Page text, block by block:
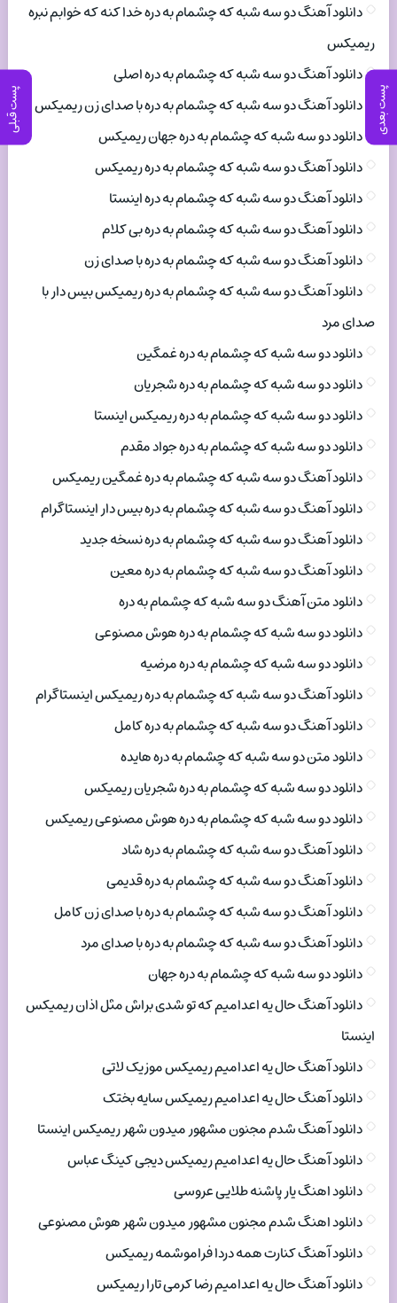
پست بعدی پست قبلی
دانلود آهنگ دو سه شبه که چشمام به دره خدا کنه که خوابم نبره
ریمیکس
دانلود آهنگ دو سه شبه که چشمام به دره اصلی
دانلود آهنگ دو سه شبه که چشمام به دره با صدای زن ریمیکس
دانلود دو سه شبه که چشمام به دره جهان ریمیکس
دانلود آهنگ دو سه شبه که چشمام به دره ریمیکس
دانلود آهنگ دو سه شبه که چشمام به دره اینستا
دانلود آهنگ دو سه شبه که چشمام به دره بی کلام
دانلود آهنگ دو سه شبه که چشمام به دره با صدای زن
دانلود آهنگ دو سه شبه که چشمام به دره ریمیکس بیس دار با
صدای مرد
دانلود دو سه شبه که چشمام به دره غمگین
دانلود دو سه شبه که چشمام به دره شجریان
دانلود دو سه شبه که چشمام به دره ریمیکس اینستا
دانلود دو سه شبه که چشمام به دره جواد مقدم
دانلود آهنگ دو سه شبه که چشمام به دره غمگین ریمیکس
دانلود آهنگ دو سه شبه که چشمام به دره بیس دار اینستاگرام
دانلود آهنگ دو سه شبه که چشمام به دره نسخه جدید
دانلود آهنگ دو سه شبه که چشمام به دره معین
دانلود متن آهنگ دو سه شبه که چشمام به دره
دانلود دو سه شبه که چشمام به دره هوش مصنوعی
دانلود دو سه شبه که چشمام به دره مرضیه
دانلود آهنگ دو سه شبه که چشمام به دره ریمیکس اینستاگرام
دانلود آهنگ دو سه شبه که چشمام به دره کامل
دانلود متن دو سه شبه که چشمام به دره هایده
دانلود دو سه شبه که چشمام به دره شجریان ریمیکس
دانلود دو سه شبه که چشمام به دره هوش مصنوعی ریمیکس
دانلود آهنگ دو سه شبه که چشمام به دره شاد
دانلود آهنگ دو سه شبه که چشمام به دره قدیمی
دانلود آهنگ دو سه شبه که چشمام به دره با صدای زن کامل
دانلود آهنگ دو سه شبه که چشمام به دره با صدای مرد
دانلود دو سه شبه که چشمام به دره جهان
دانلود آهنگ حال یه اعدامیم که تو شدی براش مثل اذان ریمیکس
اینستا
دانلود آهنگ حال یه اعدامیم ریمیکس موزیک لاتی
دانلود آهنگ حال یه اعدامیم ریمیکس سایه بختک
دانلود آهنگ شدم مجنون مشهور میدون شهر ریمیکس اینستا
دانلود آهنگ حال یه اعدامیم ریمیکس دیجی کینگ عباس
دانلود اهنگ یار پاشنه طلایی عروسی
دانلود اهنگ شدم مجنون مشهور میدون شهر هوش مصنوعی
دانلود آهنگ کنارت همه دردا فراموشمه ریمیکس
دانلود آهنگ حال یه اعدامیم رضا کرمی تارا ریمیکس